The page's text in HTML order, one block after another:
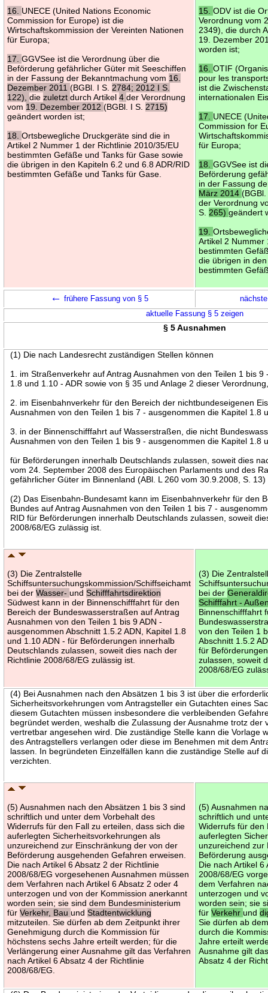
16. UNECE (United Nations Economic
Commission for Europe) ist die
Wirtschaftskommission der Vereinten Nationen
für Europa;
17.GGVSee ist die Verordnung über die
Beförderung gefährlicher Güter mit Seeschiffen
in der Fassung der Bekanntmachung vom 16.
Dezember 2011(BGBl. I S. 2784; 2012 I S.
122),diezuletztdurch Artikel4der Verordnung
vom 19. Dezember 2012(BGBl. I S. 2715)
geändert worden ist;
18.Ortsbewegliche Druckgeräte sind die in
Artikel 2 Nummer 1 der Richtlinie 2010/35/EU
bestimmten Gefäße und Tanks für Gase sowie
die übrigen in den Kapiteln 6.2 und 6.8 ADR/RID
bestimmten Gefäße und Tanks für Gase.
15.ODV ist die
Verordnung vom
2349), die durch
19. Dezember
worden ist;
16.OTIF
pour les
ist die
internationalen
17. UNECE
Commission for
für Europa;
18.GGVSee ist
Beförderung
in der Fassung
März 2014
der Verordnung
S. 265)geändert
19.
Artikel 2 Nummer
bestimmten
die übrigen in
bestimmten
← frühere Fassung von § 5
aktuelle Fassung § 5 zeigen
§ 5 Ausnahmen
(1) Die nach Landesrecht zuständigen Stellen können
1. im Straßenverkehr auf Antrag Ausnahmen von den Teilen 1 bis
1.8 und 1.10 - ADR sowie von § 35 und Anlage 2 dieser
2. im Eisenbahnverkehr für den Bereich der nichtbundeseigenen
Ausnahmen von den Teilen 1 bis 7 - ausgenommen die Kapitel 1.8
3. in der Binnenschifffahrt auf Wasserstraßen, die nicht
Ausnahmen von den Teilen 1 bis 9 - ausgenommen die Kapitel 1.8
für Beförderungen innerhalb Deutschlands zulassen, soweit dies
vom 24. September 2008 des Europäischen Parlaments und des
gefährlicher Güter im Binnenland (ABl. L 260 vom 30.9.2008, S.
(2) Das Eisenbahn-Bundesamt kann im Eisenbahnverkehr für den
Bundes auf Antrag Ausnahmen von den Teilen 1 bis 7 -
RID für Beförderungen innerhalb Deutschlands zulassen, soweit
2008/68/EG zulässig ist.
(3) Die Zentralstelle
Schiffsuntersuchungskommission/Schiffseichamt
bei derWasser-undSchifffahrtsdirektion
Südwest kann in der Binnenschifffahrt für den
Bereich der Bundeswasserstraßen auf Antrag
Ausnahmen von den Teilen 1 bis 9 ADN -
ausgenommen Abschnitt 1.5.2 ADN, Kapitel 1.8
und 1.10 ADN - für Beförderungen innerhalb
Deutschlands zulassen, soweit dies nach der
Richtlinie 2008/68/EG zulässig ist.
(3) Die
bei der
Schifffahrt -
Binnenschifffahrt
von den Teilen 1
Abschnitt 1.5.2
für
zulassen, soweit
2008/68/EG
(4) Bei Ausnahmen nach den Absätzen 1 bis 3 ist über die
Sicherheitsvorkehrungen vom Antragsteller ein Gutachten eines
diesem Gutachten müssen insbesondere die verbleibenden
begründet werden, weshalb die Zulassung der Ausnahme trotz der
vertretbar angesehen wird. Die zuständige Stelle kann die Vorlage
des Antragstellers verlangen oder diese im Benehmen mit dem
lassen. In begründeten Einzelfällen kann die zuständige Stelle auf
verzichten.
(5) Ausnahmen nach den Absätzen 1 bis 3 sind
schriftlich und unter dem Vorbehalt des
Widerrufs für den Fall zu erteilen, dass sich die
auferlegten Sicherheitsvorkehrungen als
unzureichend zur Einschränkung der von der
Beförderung ausgehenden Gefahren erweisen.
Die nach Artikel 6 Absatz 2 der Richtlinie
2008/68/EG vorgesehenen Ausnahmen müssen
dem Verfahren nach Artikel 6 Absatz 2 oder 4
unterzogen und von der Kommission anerkannt
worden sein; sie sind dem Bundesministerium
fürVerkehr, BauundStadtentwicklung
mitzuteilen. Sie dürfen ab dem Zeitpunkt ihrer
Genehmigung durch die Kommission für
höchstens sechs Jahre erteilt werden; für die
Verlängerung einer Ausnahme gilt das Verfahren
nach Artikel 6 Absatz 4 der Richtlinie
2008/68/EG.
(5) Ausnahmen
schriftlich und
Widerrufs für den
auferlegten
unzureichend zur
Beförderung
Die nach Artikel 6
2008/68/EG
dem Verfahren
unterzogen und
worden sein; sie
fürVerkehrund
Sie dürfen ab
durch die
Jahre erteilt
Ausnahme gilt
Absatz 4 der